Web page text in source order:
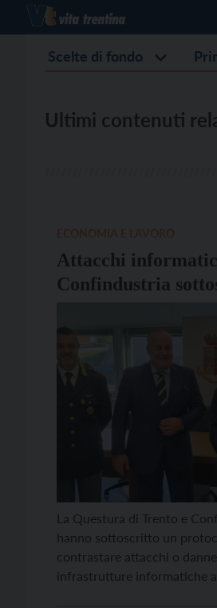
Scelte di fondo
Ultimi contenuti
Attacchi
Confindustria
La Questura di Trento e
hanno sottoscritto un
contrastare attacchi o
infrastrutture informatiche